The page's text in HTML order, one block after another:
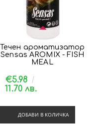
Течен ароматизатор
Sensas AROMIX - FISH
MEAL
€5.98
11.70 лв.
ДОБАВИ В КОЛИЧКА